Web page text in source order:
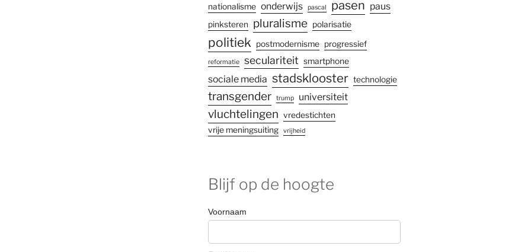
nationalisme onderwijs pascal pasen paus
pinksteren pluralisme polarisatie
politiek postmodernisme progressief
reformatie seculariteit smartphone
sociale media stadsklooster technologie
transgender trump universiteit
vluchtelingen vredestichten
vrije meningsuiting
vrijheid
Blijf op de hoogte